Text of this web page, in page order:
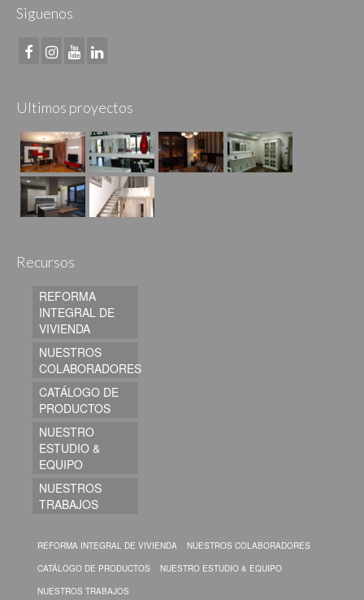
Siguenos
Ultimos proyectos
Recursos
REFORMA
INTEGRAL DE
VIVIENDA
NUESTROS
COLABORADORES
CATÁLOGO DE
PRODUCTOS
NUESTRO
ESTUDIO &
EQUIPO
NUESTROS
TRABAJOS
REFORMA INTEGRAL DE VIVIENDA
NUESTROS COLABORADORES
CATÁLOGO DE PRODUCTOS
NUESTRO ESTUDIO & EQUIPO
NUESTROS TRABAJOS